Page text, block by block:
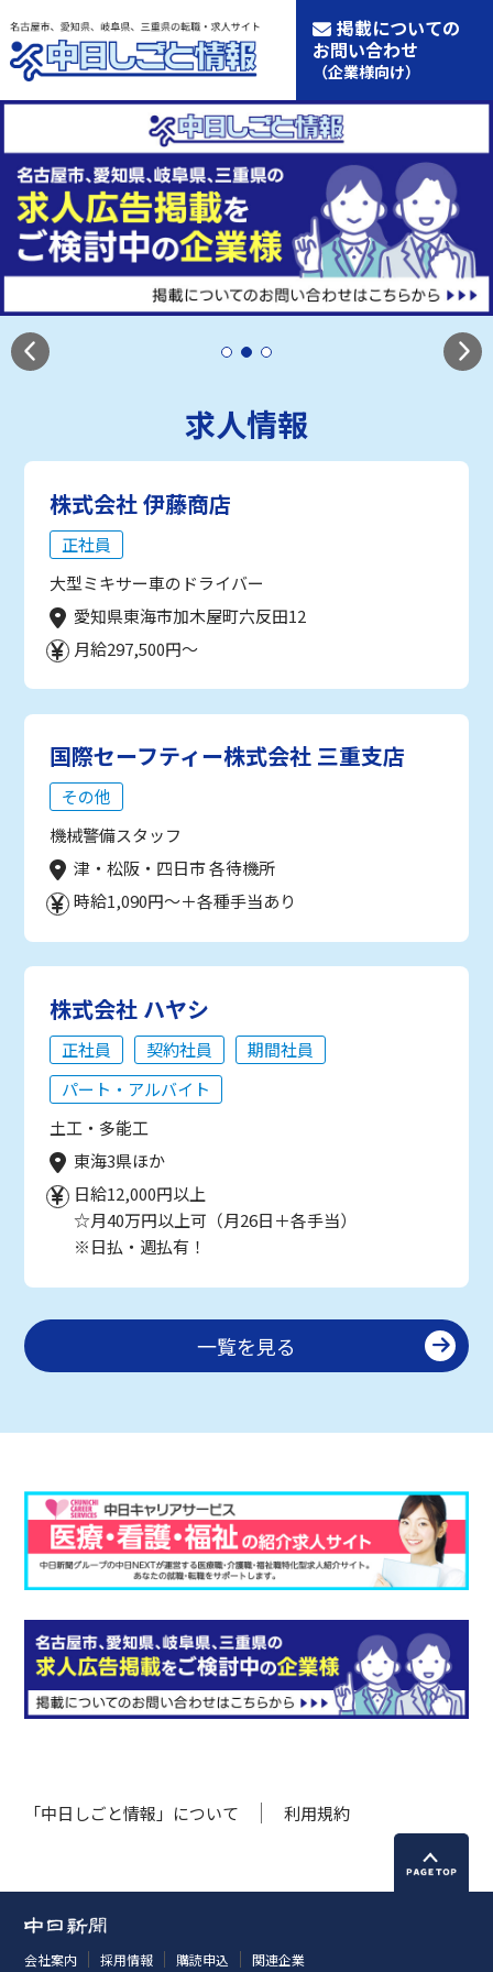
掲載についての
お問い合わせ
（企業様向け）
求人情報
株式会社 伊藤商店
正社員
大型ミキサー車のドライバー
愛知県東海市加木屋町六反田12
月給297,500円～
国際セーフティー株式会社 三重支店
その他
機械警備スタッフ
津・松阪・四日市 各待機所
時給1,090円～＋各種手当あり
株式会社 ハヤシ
正社員 契約社員
期間社員
パート・アルバイト
土工・多能工
東海3県ほか
日給12,000円以上
☆月40万円以上可（月26日＋各手当）
※日払・週払有！
一覧を見る
「中日しごと情報」について 利用規約
会社案内 採用情報 購読申込 関連企業